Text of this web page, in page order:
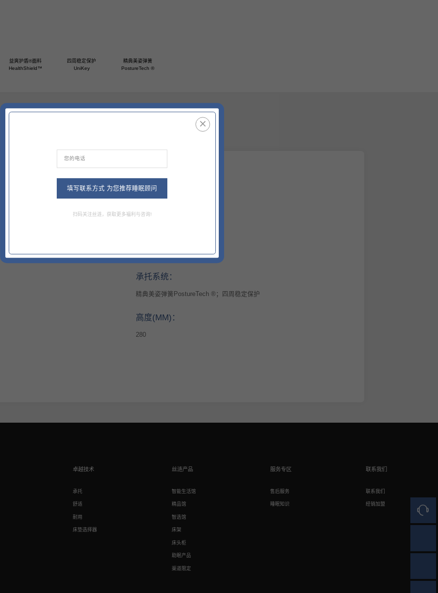
益爽护盾®面料
HealthShield™
四周稳定保护
UniKey
精典美姿弹簧
PostureTech ®
中央超感回弹高级乳胶
凝胶粒子棉；轻薄舒适泡棉
承托系统：
精典美姿弹簧PostureTech ®；四周稳定保护
高度(MM)：
280
卓越技术
承托
舒适
耐用
床垫选择器
丝涟产品
智能生活馆
精品馆
智选馆
床架
床头柜
助眠产品
渠道限定
服务专区
售后服务
睡眠知识
联系我们
联系我们
经销加盟
填写联系方式 为您推荐睡眠顾问
扫码关注丝涟，获取更多福利与咨询!